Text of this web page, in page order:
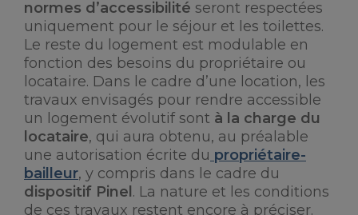
normes d’accessibilité seront respectées
uniquement pour le séjour et les toilettes.
Le reste du logement est modulable en
fonction des besoins du propriétaire ou
locataire. Dans le cadre d’une location, les
travaux envisagés pour rendre accessible
un logement évolutif sont à la charge du
locataire, qui aura obtenu, au préalable
une autorisation écrite du propriétaire-
bailleur, y compris dans le cadre du
dispositif Pinel . La nature et les conditions
de ces travaux restent encore à préciser.